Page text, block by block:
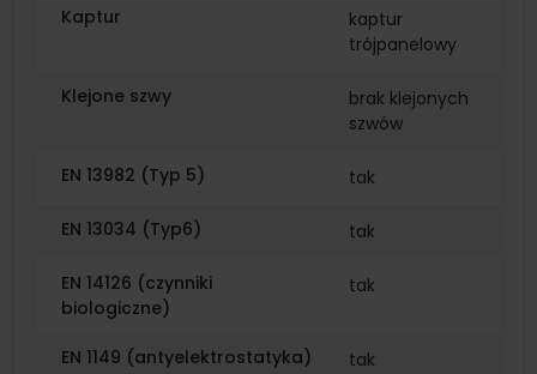
Kaptur
kaptur
trójpanelowy
Klejone szwy
brak klejonych
szwów
EN 13982 (Typ 5) tak
EN 13034 (Typ6) tak
EN 14126 (czynniki
biologiczne)
tak
EN 1149 (antyelektrostatyka) tak